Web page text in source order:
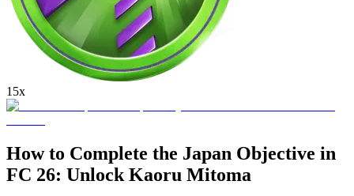
15x
How to Complete the Japan Objective in
FC 26: Unlock Kaoru Mitoma